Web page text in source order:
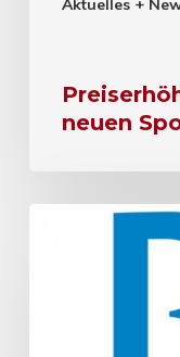
neuen